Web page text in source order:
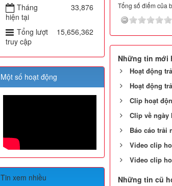
Tổng số điểm của
Những tin mới
Hoạt động
Hoạt động
Clip hoạt
Clip về ngày
Báo cáo trải
Video clip
Video clip
Những tin cũ
Tháng
hiện tại
33,876
Tổng lượt
truy cập
15,656,362
Một số hoạt động
Tin xem nhiều